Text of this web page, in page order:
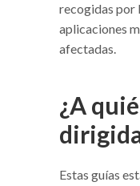
recogidas por
aplicaciones
afectadas.
¿A
Estas guías